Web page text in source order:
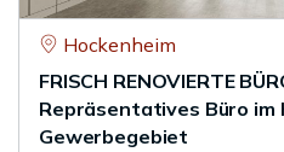
Hockenheim
FRISCH RENOVIERTE
Repräsentatives Büro im
Gewerbegebiet